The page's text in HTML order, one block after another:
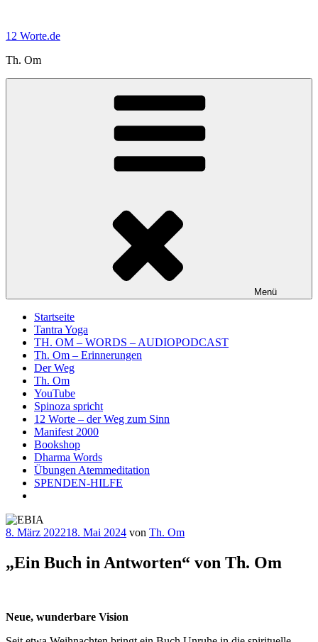
springen
12 Worte.de
Th. Om
Menü
Startseite
Tantra Yoga
TH. OM – WORDS – AUDIOPODCAST
Th. Om – Erinnerungen
Der Weg
Th. Om
YouTube
Spinoza spricht
12 Worte – der Weg zum Sinn
Manifest 2000
Bookshop
Dharma Words
Übungen Atemmeditation
SPENDEN-HILFE
Veröffentlicht
8. März 202218. Mai 2024 von Th. Om
„Ein Buch in Antworten“ von Th. Om
Neue, wunderbare Vision